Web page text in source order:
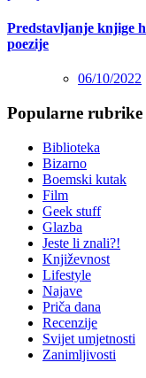
Predstavljanje knjige
poezije
06/10/2022
Popularne rubrike
Biblioteka
Bizarno
Boemski kutak
Film
Geek stuff
Glazba
Jeste li znali?!
Književnost
Lifestyle
Najave
Priča dana
Recenzije
Svijet umjetnosti
Zanimljivosti